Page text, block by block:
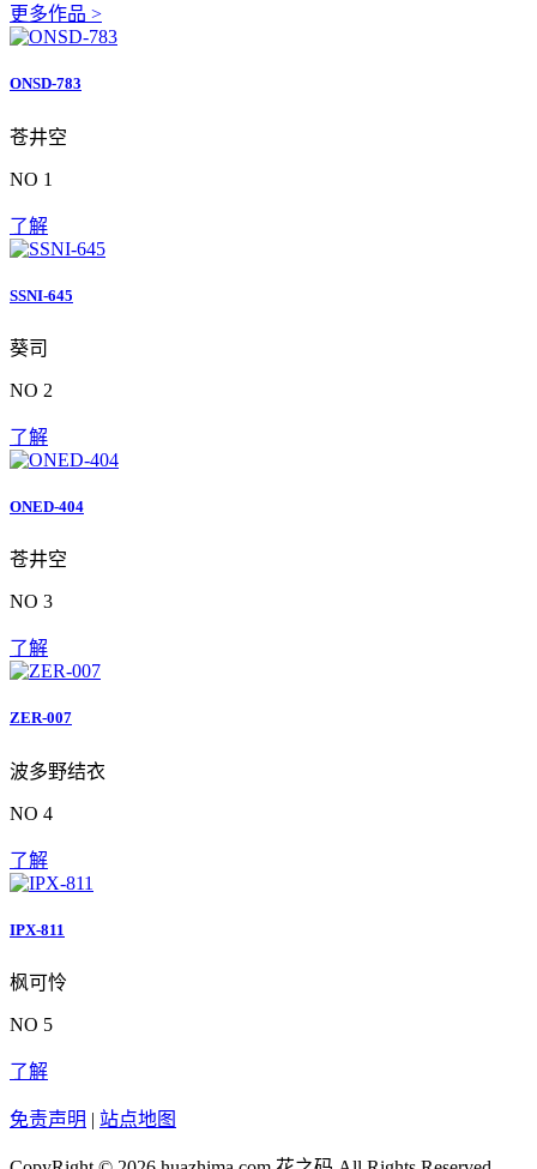
更多作品 >
ONSD-783
苍井空
NO 1
了解
SSNI-645
葵司
NO 2
了解
ONED-404
苍井空
NO 3
了解
ZER-007
波多野结衣
NO 4
了解
IPX-811
枫可怜
NO 5
了解
免责声明 | 站点地图